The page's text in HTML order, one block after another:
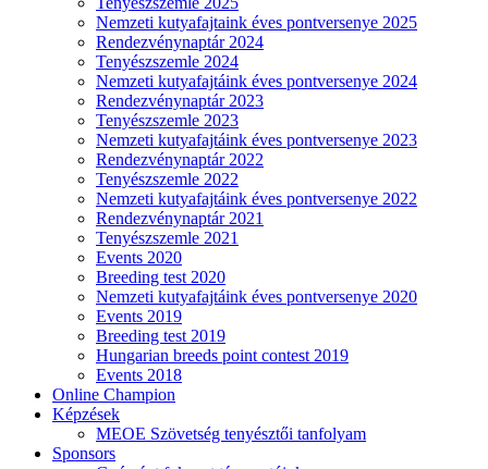
Nemzeti kutyafajtaink éves pontversenye 2025
Rendezvénynaptár 2024
Tenyészszemle 2024
Nemzeti kutyafajtáink éves pontversenye 2024
Rendezvénynaptár 2023
Tenyészszemle 2023
Nemzeti kutyafajtáink éves pontversenye 2023
Rendezvénynaptár 2022
Tenyészszemle 2022
Nemzeti kutyafajtáink éves pontversenye 2022
Rendezvénynaptár 2021
Tenyészszemle 2021
Events 2020
Breeding test 2020
Nemzeti kutyafajtáink éves pontversenye 2020
Events 2019
Breeding test 2019
Hungarian breeds point contest 2019
Events 2018
Online Champion
Képzések
MEOE Szövetség tenyésztői tanfolyam
Sponsors